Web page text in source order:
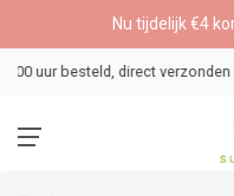
Nu tijdelijk €4